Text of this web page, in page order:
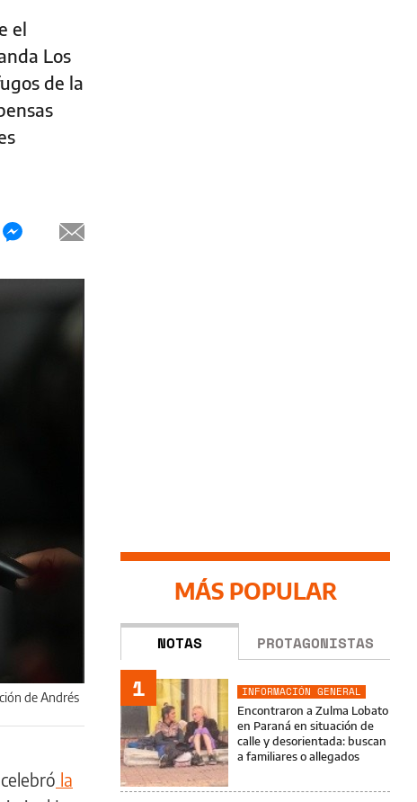
el
Los
de la
de Andrés
la
MÁS POPULAR
NOTAS PROTAGONISTAS
1
INFORMACIÓN GENERAL
Encontraron a Zulma Lobato
en Paraná en situación de
calle y desorientada: buscan
a familiares o allegados